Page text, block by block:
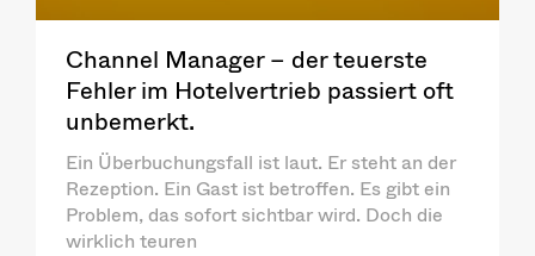
Channel Manager – der teuerste
Fehler im Hotelvertrieb passiert oft
unbemerkt.
Ein Überbuchungsfall ist laut. Er steht an der
Rezeption. Ein Gast ist betroffen. Es gibt ein
Problem, das sofort sichtbar wird. Doch die
wirklich teuren